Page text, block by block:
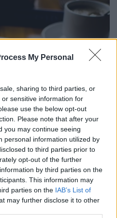
My Personal
sharing to third parties, or
sensitive information for
use the below opt-out
Please note that after your
you may continue seeing
personal information utilized by
to third parties prior to
opt-out of the further
by third parties on the
This information may
parties on the IAB’s List of
may further disclose it to other
FOGYÁS
– így támogasd
már reggel!